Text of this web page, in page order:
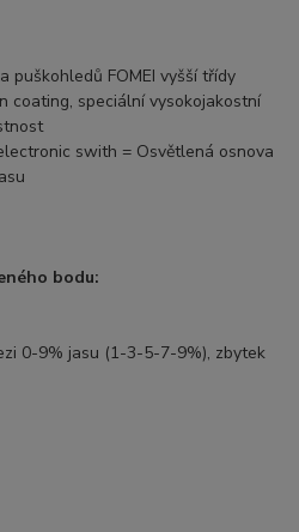
puškohledů FOMEI vyšší třídy
coating, speciální vysokojakostní
swith = Osvětlená osnova
bodu:
0-9% jasu (1-3-5-7-9%), zbytek